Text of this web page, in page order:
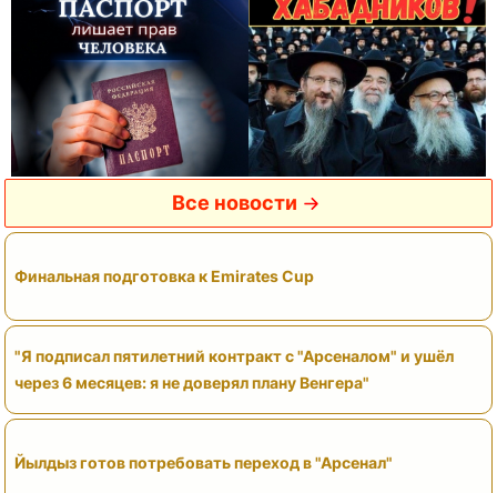
Все новости
Финальная подготовка к Emirates Cup
"Я подписал пятилетний контракт с "Арсеналом" и ушёл
через 6 месяцев: я не доверял плану Венгера"
Йылдыз готов потребовать переход в "Арсенал"